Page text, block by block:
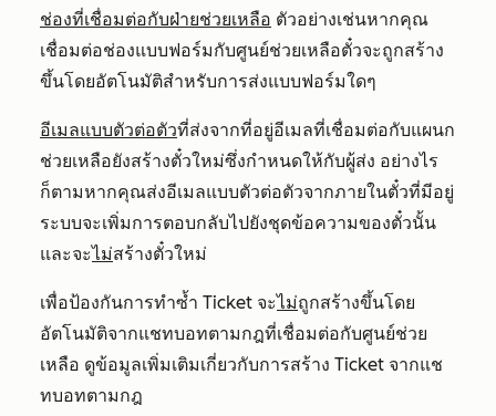
ช่องที่เชื่อมต่อกับฝ่ายช่วยเหลือ ตัวอย่างเช่นหากคุณ
เชื่อมต่อช่องแบบฟอร์มกับศูนย์ช่วยเหลือตั๋วจะถูกสร้าง
ขึ้นโดยอัตโนมัติสำหรับการส่งแบบฟอร์มใดๆ
อีเมลแบบตัวต่อตัวที่ส่งจากที่อยู่อีเมลที่เชื่อมต่อกับแผนก
ช่วยเหลือยังสร้างตั๋วใหม่ซึ่งกำหนดให้กับผู้ส่ง อย่างไร
ก็ตามหากคุณส่งอีเมลแบบตัวต่อตัวจากภายในตั๋วที่มีอยู่
ระบบจะเพิ่มการตอบกลับไปยังชุดข้อความของตั๋วนั้น
และจะไม่สร้างตั๋วใหม่
เพื่อป้องกันการทำซ้ำ Ticket จะไม่ถูกสร้างขึ้นโดย
อัตโนมัติจากแชทบอทตามกฎที่เชื่อมต่อกับศูนย์ช่วย
เหลือ ดูข้อมูลเพิ่มเติมเกี่ยวกับการสร้าง Ticket จากแช
ทบอทตามกฎ